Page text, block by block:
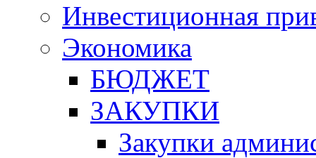
Инвестиционная
Экономика
БЮДЖЕТ
ЗАКУПКИ
Закупки